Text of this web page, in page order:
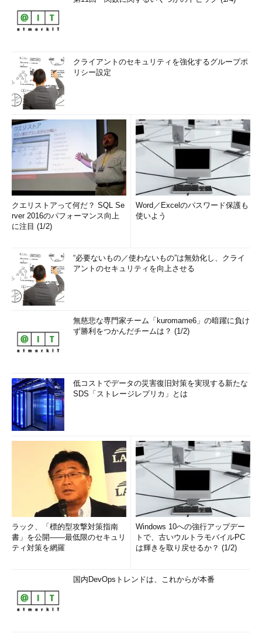
クライアントのセキュリティを強化するグループポ
リシー設定
クエリストアって何だ？ SQL Se
rver 2016のパフォーマンス向上
に注目 (1/2)
Word／Excelのパスワード保護も
使いよう
“必要ないもの／使わないもの”は無効化し、クライ
アントのセキュリティを向上させる
無慈悲な専門家チーム「kuromame6」の暗躍に負け
ず勝利をつかんだチームは？ (1/2)
低コストでデータの災害復旧対策を実現する新たな
SDS「ストレージレプリカ」とは
ラック、「標的型攻撃対策指南
書」を公開――最低限のセキュリ
ティ対策を網羅
Windows 10への強行アップデー
トで、古いウルトラモバイルPC
は輝きを取り戻せるか？ (1/2)
国内DevOpsトレンドは、これからが本番